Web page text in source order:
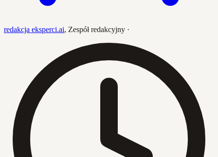
redakcja eksperci.ai, Zespół redakcyjny ·